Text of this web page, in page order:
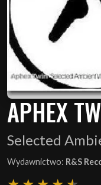
APHEX
Selected
Wydawnictwo: R&S